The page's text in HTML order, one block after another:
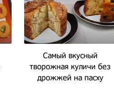
Самый вкусный
творожная куличи без
дрожжей на пасху